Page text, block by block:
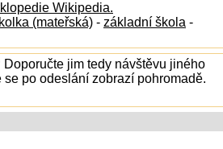
Wikipedia.
(mateřská) - základní škola -
Doporučte jim tedy návštěvu jiného
po odeslání zobrazí pohromadě.